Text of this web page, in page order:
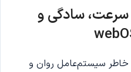
سادگی و
خاطر سیستم‌عامل روان و